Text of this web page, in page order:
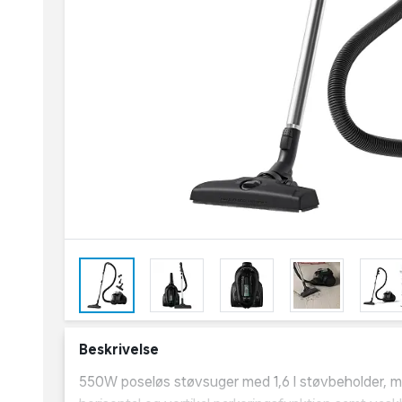
Beskrivelse
550W poseløs støvsuger med 1,6 l støvbeholder,